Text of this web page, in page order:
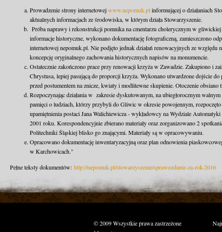
Prowadzenie strony internetowejwww.nepomuk.plinformującej o działaniach
aktualnych informacjach ze środowiska, w którym działa Stowarzyszenie.
Próba naprawy i rekonstrukcji pomnika na cmentarzu cholerycznym w
informacje historyczne, wykonano dokumentację fotograficzną, zamieszczono
internetowej nepomuk.pl. Nie podjęto jednak działań renowacyjnych ze względu
koncepcję oryginalnego zachowania historycznych napisów na monumencie.
Ostatecznie zakończono prace przy renowacji krzyża w Zawadzie. Zakupiono i
Chrystusa, lepiej pasującą do proporcji krzyża. Wykonano utwardzone dojście
przed postumentem na znicze, kwiaty i modlitewne skupienie. Otoczenie obsiano
Rozpoczynając działania w zakresie dyskutowanym, na ubiegłorocznym
pamięci o ludziach, którzy przybyli do Gliwic w okresie powojennym,
upamiętnienia postaci Jana Walichiewicza - wykładowcy na Wydziale
2001 roku. Korespondencyjnie zbierano materiały oraz zorganizowano 2
Politechniki Śląskiej blisko go znającymi. Materiały są w opracowywaniu.
Opracowano dokumentację inwentaryzacyjną oraz plan odnowienia
w Karchowicach."
Pełne teksty dokumentów: http://nepomuk.pl/stowarzyszenie/sprawozdanie-za-rok-2016
© 2009 Wszystkie prawa zastrzeżone